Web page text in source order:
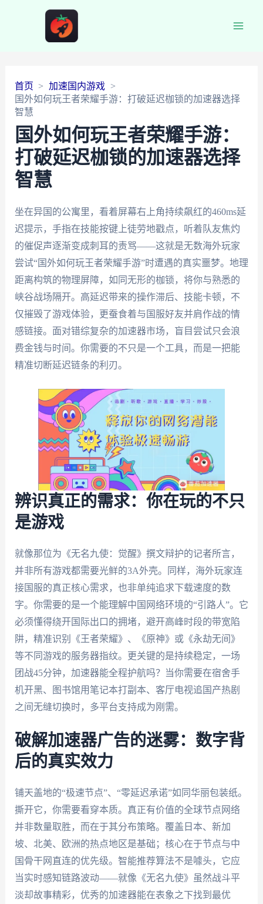
首页
加速国内游戏
国外如何玩王者荣耀手游：打破延迟枷锁的加速器选择
智慧
国外如何玩王者荣耀手游：
打破延迟枷锁的加速器选择
智慧
坐在异国的公寓里，看着屏幕右上角持续飙红的460ms延
迟提示，手指在技能按键上徒劳地戳点，听着队友焦灼
的催促声逐渐变成刺耳的责骂——这就是无数海外玩家
尝试“国外如何玩王者荣耀手游”时遭遇的真实噩梦。地理
距离构筑的物理屏障，如同无形的枷锁，将你与熟悉的
峡谷战场隔开。高延迟带来的操作滞后、技能卡顿，不
仅摧毁了游戏体验，更蚕食着与国服好友并肩作战的情
感链接。面对错综复杂的加速器市场，盲目尝试只会浪
费金钱与时间。你需要的不只是一个工具，而是一把能
精准切断延迟链条的利刃。
辨识真正的需求：你在玩的不只
是游戏
就像那位为《无名九使：觉醒》撰文辩护的记者所言，
并非所有游戏都需要光鲜的3A外壳。同样，海外玩家连
接国服的真正核心需求，也非单纯追求下载速度的数
字。你需要的是一个能理解中国网络环境的“引路人”。它
必须懂得绕开国际出口的拥堵，避开高峰时段的带宽陷
阱，精准识别《王者荣耀》、《原神》或《永劫无间》
等不同游戏的服务器指纹。更关键的是持续稳定，一场
团战45分钟，加速器能全程护航吗？当你需要在宿舍手
机开黑、图书馆用笔记本打副本、客厅电视追国产热剧
之间无缝切换时，多平台支持成为刚需。
破解加速器广告的迷雾：数字背
后的真实效力
铺天盖地的“极速节点”、“零延迟承诺”如同华丽包装纸。
撕开它，你需要看穿本质。真正有价值的全球节点网络
并非数量取胜，而在于其分布策略。覆盖日本、新加
坡、北美、欧洲的热点地区是基础；核心在于节点与中
国骨干网直连的优先级。智能推荐算法不是噱头，它应
当实时感知链路波动——就像《无名九使》虽然战斗平
淡却故事精彩，优秀的加速器能在表象之下找到最优